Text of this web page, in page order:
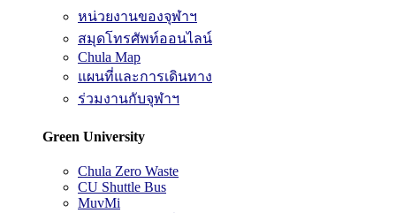
หน่วยงานของจุฬาฯ
สมุดโทรศัพท์ออนไลน์
Chula Map
แผนที่และการเดินทาง
ร่วมงานกับจุฬาฯ
Green University
Chula Zero Waste
CU Shuttle Bus
MuvMi